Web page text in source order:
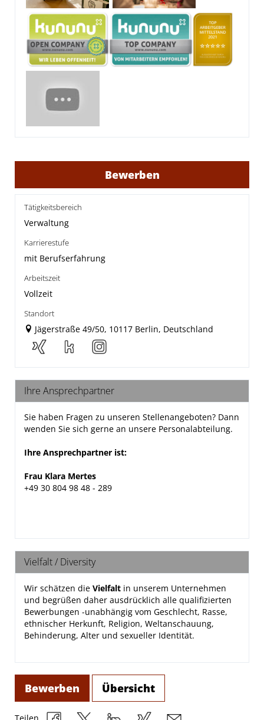
Bewerben
Tätigkeitsbereich
Verwaltung
Karrierestufe
mit Berufserfahrung
Arbeitszeit
Vollzeit
Standort
Jägerstraße 49/50, 10117 Berlin, Deutschland
Ihre Ansprechpartner
Sie haben Fragen zu unseren Stellenangeboten? Dann
wenden Sie sich gerne an unsere Personalabteilung.
Ihre Ansprechpartner ist:
Frau Klara Mertes
+49 30 804 98 48 - 289
Vielfalt / Diversity
Wir schätzen die Vielfalt in unserem Unternehmen
und begrüßen daher ausdrücklich alle qualifizierten
Bewerbungen -unabhängig vom Geschlecht, Rasse,
ethnischer Herkunft, Religion, Weltanschauung,
Behinderung, Alter und sexueller Identität.
Bewerben Übersicht